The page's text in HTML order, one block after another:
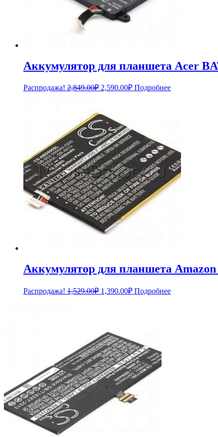
Аккумулятор для планшета Acer
Распродажа! 2,849.00₽ Первоначальная
2,849.00₽.
2,590.00₽Текущая
Подробнее
Аккумулятор для планшета
Распродажа! 1,529.00₽ Первоначальная
1,390.00₽Текущая
цена:
Подробнее